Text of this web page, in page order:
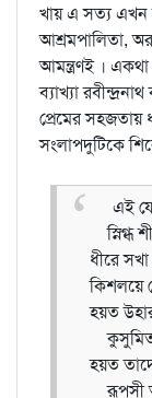
খায় এ সত্য এখন
আশ্রমপালিতা,
আমন্ত্রণই ।
ব্যাখ্যা
প্রেমের সহজতায়
সংলাপদুটিকে
এই
স্নিগ্ধ
ধীরে সখা
কিশলয়ে
হয়ত
কুসুমিত
হয়ত
রূপসী